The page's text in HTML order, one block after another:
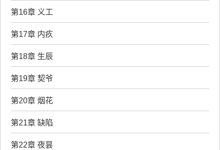
第16章 义工
第17章 内疚
第18章 生辰
第19章 契爷
第20章 烟花
第21章 缺陷
第22章 夜昙